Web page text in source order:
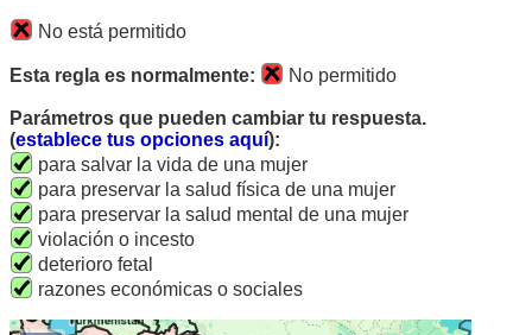
No está permitido
Esta regla es normalmente: No permitido
Parámetros que pueden cambiar tu respuesta.
(establece tus opciones aquí):
para salvar la vida de una mujer
para preservar la salud física de una mujer
para preservar la salud mental de una mujer
violación o incesto
deterioro fetal
razones económicas o sociales